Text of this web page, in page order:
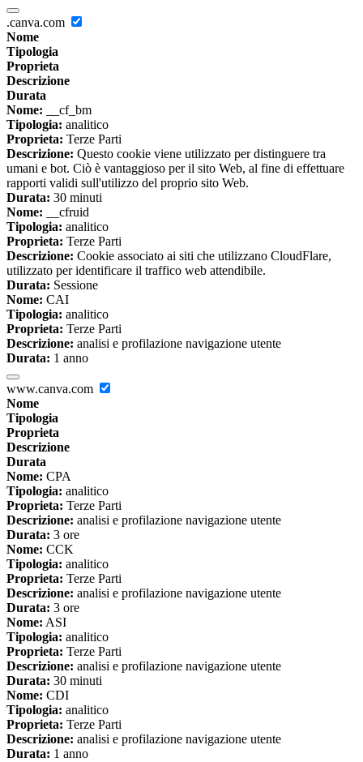
.canva.com
Nome
Tipologia
Proprieta
Descrizione
Durata
Nome: __cf_bm
Tipologia: analitico
Proprieta: Terze Parti
Descrizione: Questo cookie viene utilizzato per distinguere tra
umani e bot. Ciò è vantaggioso per il sito Web, al fine di effettuare
rapporti validi sull'utilizzo del proprio sito Web.
Durata: 30 minuti
Nome: __cfruid
Tipologia: analitico
Proprieta: Terze Parti
Descrizione: Cookie associato ai siti che utilizzano CloudFlare,
utilizzato per identificare il traffico web attendibile.
Durata: Sessione
Nome: CAI
Tipologia: analitico
Proprieta: Terze Parti
Descrizione: analisi e profilazione navigazione utente
Durata: 1 anno
www.canva.com
Nome
Tipologia
Proprieta
Descrizione
Durata
Nome: CPA
Tipologia: analitico
Proprieta: Terze Parti
Descrizione: analisi e profilazione navigazione utente
Durata: 3 ore
Nome: CCK
Tipologia: analitico
Proprieta: Terze Parti
Descrizione: analisi e profilazione navigazione utente
Durata: 3 ore
Nome: ASI
Tipologia: analitico
Proprieta: Terze Parti
Descrizione: analisi e profilazione navigazione utente
Durata: 30 minuti
Nome: CDI
Tipologia: analitico
Proprieta: Terze Parti
Descrizione: analisi e profilazione navigazione utente
Durata: 1 anno